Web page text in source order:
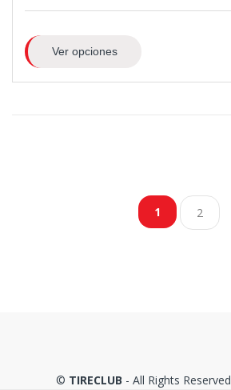
Ver opciones
1 2
© TIRECLUB - All Rights Reserved